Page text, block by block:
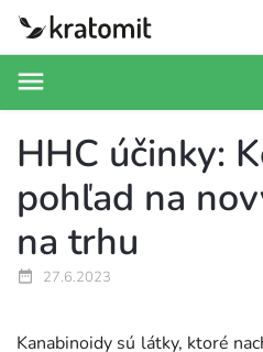
HHC účinky:
pohľad na
na trhu
27.6.2023
Kanabinoidy sú látky, ktoré